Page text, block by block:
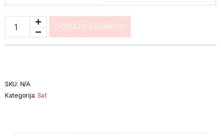
DODAJ U KOŠARICU
SKU: N/A
Kategorija: Sat